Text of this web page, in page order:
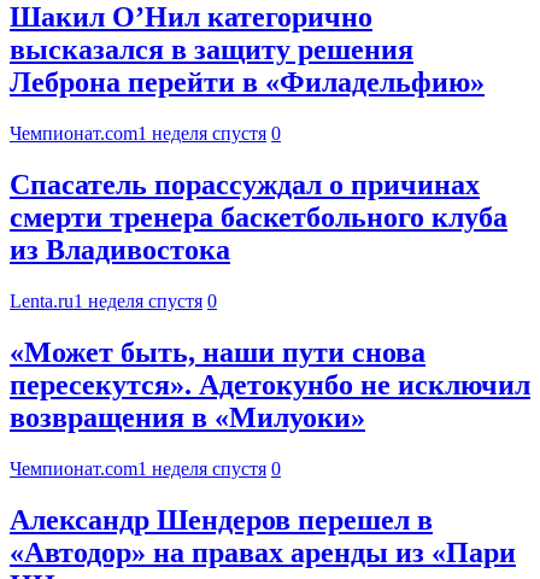
Шакил О’Нил категорично
высказался в защиту решения
Леброна перейти в «Филадельфию»
Чемпионат.com1 неделя спустя 0
Спасатель порассуждал о причинах
смерти тренера баскетбольного клуба
из Владивостока
Lenta.ru1 неделя спустя 0
«Может быть, наши пути снова
пересекутся». Адетокунбо не исключил
возвращения в «Милуоки»
Чемпионат.com1 неделя спустя 0
Александр Шендеров перешел в
«Автодор» на правах аренды из «Пари